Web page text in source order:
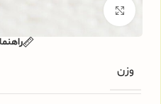
برای بزرگنمایی کلیک کنید
وزن